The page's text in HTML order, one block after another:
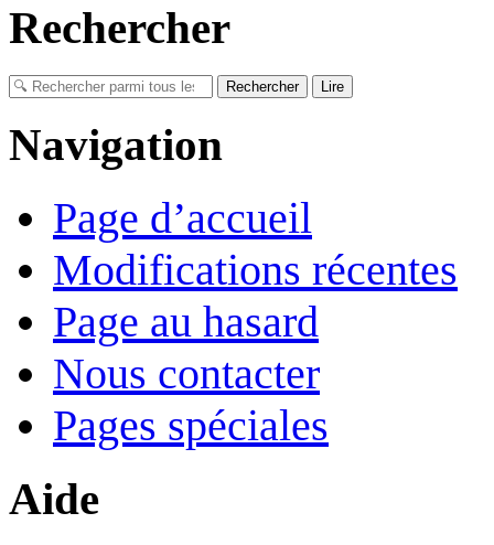
Rechercher
Navigation
Page d’accueil
Modifications récentes
Page au hasard
Nous contacter
Pages spéciales
Aide